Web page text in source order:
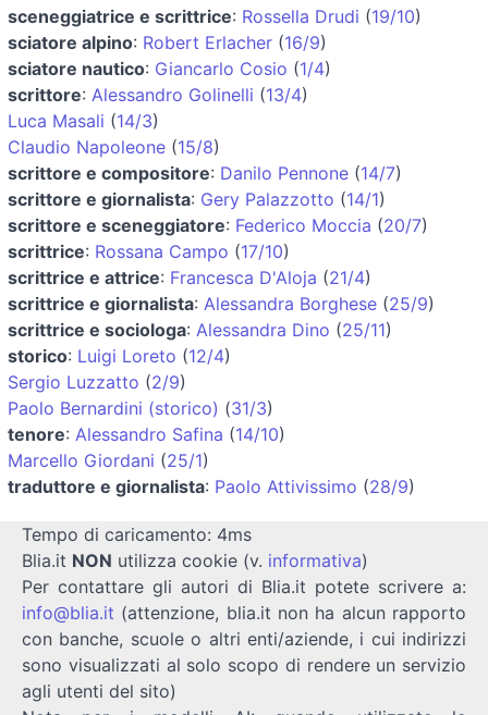
sceneggiatrice e scrittrice: Rossella Drudi (19/10)
sciatore alpino: Robert Erlacher (16/9)
sciatore nautico: Giancarlo Cosio (1/4)
scrittore: Alessandro Golinelli (13/4)
Luca Masali (14/3)
Claudio Napoleone (15/8)
scrittore e compositore: Danilo Pennone (14/7)
scrittore e giornalista: Gery Palazzotto (14/1)
scrittore e sceneggiatore: Federico Moccia (20/7)
scrittrice: Rossana Campo (17/10)
scrittrice e attrice: Francesca D'Aloja (21/4)
scrittrice e giornalista: Alessandra Borghese (25/9)
scrittrice e sociologa: Alessandra Dino (25/11)
storico: Luigi Loreto (12/4)
Sergio Luzzatto (2/9)
Paolo Bernardini (storico) (31/3)
tenore: Alessandro Safina (14/10)
Marcello Giordani (25/1)
traduttore e giornalista: Paolo Attivissimo (28/9)
Tempo di caricamento: 4ms
Blia.it NON utilizza cookie (v. informativa)
Per contattare gli autori di Blia.it potete scrivere a:
info@blia.it (attenzione, blia.it non ha alcun rapporto
con banche, scuole o altri enti/aziende, i cui indirizzi
sono visualizzati al solo scopo di rendere un servizio
agli utenti del sito)